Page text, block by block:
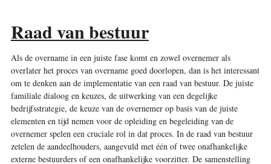
Raad van bestuur
Als de overname in een juiste fase komt en zowel overnemer als
overlater het proces van overname goed doorlopen, dan is het interessant
om te denken aan de implementatie van een raad van bestuur. De juiste
familiale dialoog en keuzes, de uitwerking van een degelijke
bedrijfsstrategie, de keuze van de overnemer op basis van de juiste
elementen en tijd nemen voor de opleiding en begeleiding van de
overnemer spelen een cruciale rol in dat proces. In de raad van bestuur
zetelen de aandeelhouders, aangevuld met één of twee onafhankelijke
externe bestuurders of een onafhankelijke voorzitter. De samenstelling